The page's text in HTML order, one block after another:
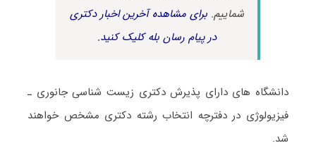
شماییم.برای مشاهده آخرین اخبار دکتری
در پیام رسان بله کلیک کنید.
دانشگاه های دارای پذیرش دکتری زیست شناسی ﺟﺎﻧﻮری ـ
ﻓﻴﺰﻳﻮﻟﻮژی در دفترچه انتخاب رشته دکتری مشخص خواهند
شد.